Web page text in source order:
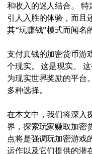
和收入的迷人结合。
引人入胜的体验，而且
其“玩赚钱”模式而闻名
支付真钱的加密货币游
个现实。 这是现实。
为现实世界奖励的平台
多种选择。
在本文中，我们将深入
界，探索玩家赚取加密
点将是强调玩加密游戏
运作以及它们提供的潜